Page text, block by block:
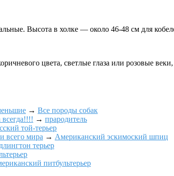
Высота в холке — около 46-48 см для
цвета, светлые глаза или розовые
→ Все породы собак
→ прародитель
той-терьер
всего мира → Американский эскимоский шпиц
терьер
питбультерьер